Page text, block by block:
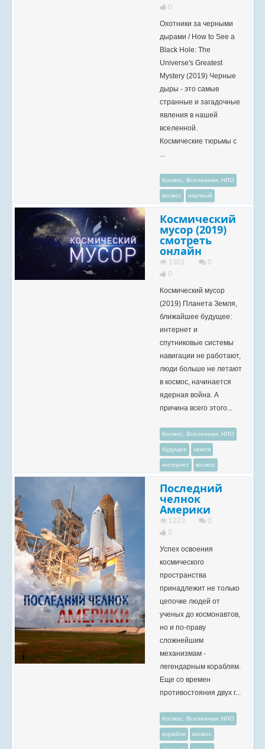
0
Охотники за черными
дырами / How to See a
Black Hole: The
Universe's Greatest
Mystery (2019) Черные
дыры - это самые
странные и загадочные
явления в нашей
вселенной.
Космические тюрьмы с
...
Космос, Вселенная, НЛО
космос научный
Космический
мусор (2019)
смотреть
онлайн
1301
0
0
Космический мусор
(2019) Планета Земля,
ближайшее будущее:
интернет и
спутниковые системы
навигации не работают,
люди больше не летают
в космос, начинается
ядерная война. А
причина всего этого...
Космос, Вселенная, НЛО
будущее земля
интернет космос
Последний
челнок
Америки
1223
0
0
Успех освоения
космического
пространства
принадлежит не только
цепочке людей от
ученых до космонавтов,
но и по-праву
сложнейшим
механизмам -
легендарным кораблям.
Еще со времен
противостояния двух г...
Космос, Вселенная, НЛО
корабли космос